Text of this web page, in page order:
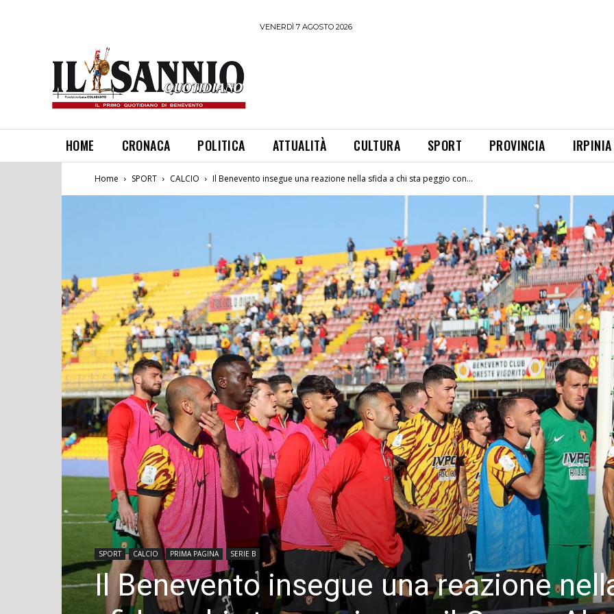
VENERDÌ 7 AGOSTO 2026
HOME CRONACA POLITICA ATTUALITÀ CULTURA SPORT PROVINCIA IRPINIA
Home SPORT CALCIO Il Benevento insegue una reazione nella sfida a chi sta peggio con...
SPORT CALCIO PRIMA PAGINA SERIE B
Il Benevento insegue una reazione